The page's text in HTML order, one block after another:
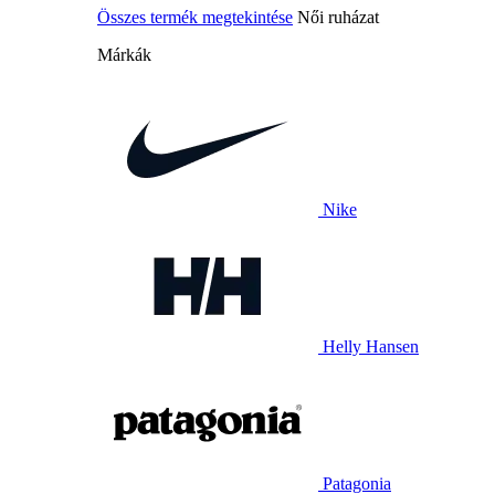
Összes termék megtekintése Női ruházat
Márkák
Nike
Helly Hansen
Patagonia